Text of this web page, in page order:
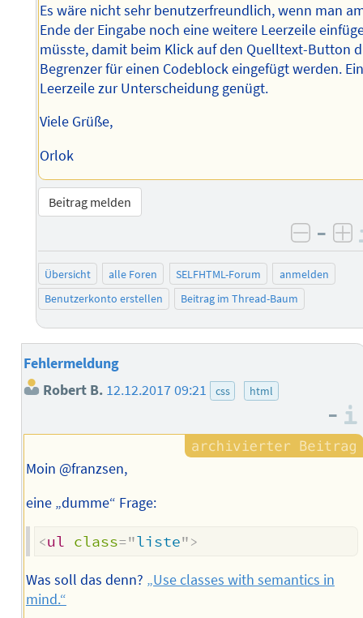
Es wäre nicht sehr benutzerfreundlich, wenn man
Ende der Eingabe noch eine weitere Leerzeile
müsste, damit beim Klick auf den Quelltext-Button
Begrenzer für einen Codeblock eingefügt werden.
Leerzeile zur Unterscheidung genügt.
Viele Grüße,
Orlok
Beitrag melden
–
Übersicht alle Foren SELFHTML-Forum
anmelden
Benutzerkonto erstellen
Beitrag im Thread-Baum
Fehlermeldung
Robert B. 12.12.2017 09:21 css html
–
Moin @franzsen,
eine „dumme“ Frage:
<ul class="liste">
Was soll das denn? „Use classes with semantics in
mind.“